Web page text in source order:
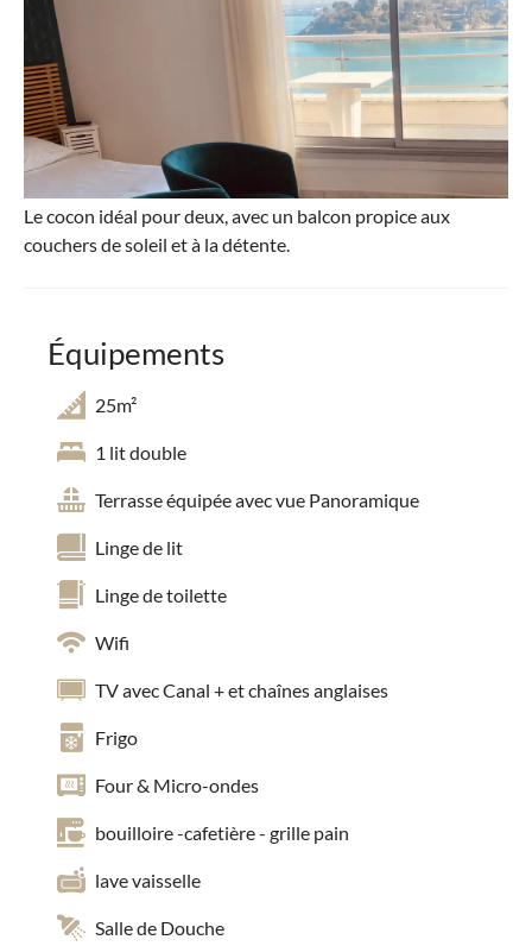
Le cocon idéal pour deux, avec un balcon propice aux
couchers de soleil et à la détente.
Équipements
25m²
1 lit double
Terrasse équipée avec vue Panoramique
Linge de lit
Linge de toilette
Wifi
TV avec Canal + et chaînes anglaises
Frigo
Four & Micro-ondes
bouilloire -cafetière - grille pain
lave vaisselle
Salle de Douche